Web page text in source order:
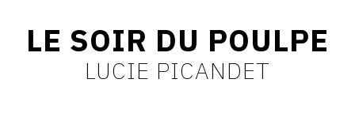
SUIVEZ-NOUS
INSTAGRAM
LE SOIR DU POULPE
LUCIE PICANDET